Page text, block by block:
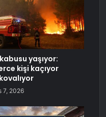
yaşıyor:
kişi kaçıyor
7, 2026